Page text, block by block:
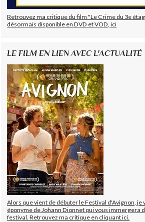
Retrouvez ma critique du film "Le Crime du 3e
désormais disponible en DVD et VOD, ici
LE FILM EN LIEN AVEC L'ACTUALITÉ
Alors que vient de débuter le Festival d'Avignon,
éponyme de Johann Dionnet qui vous immergera
festival. Retrouvez ma critique en cliquant ici.